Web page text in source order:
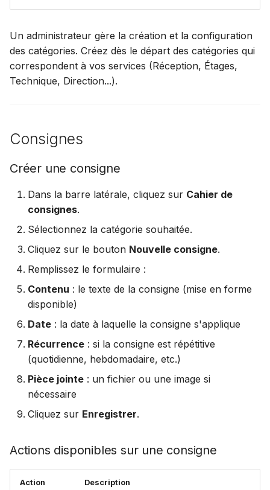
Un administrateur gère la création et la configuration
des catégories. Créez dès le départ des catégories qui
correspondent à vos services (Réception, Étages,
Technique, Direction...).
Consignes
Créer une consigne
Dans la barre latérale, cliquez sur Cahier de
consignes.
Sélectionnez la catégorie souhaitée.
Cliquez sur le bouton Nouvelle consigne.
Remplissez le formulaire :
Contenu : le texte de la consigne (mise en forme
disponible)
Date : la date à laquelle la consigne s'applique
Récurrence : si la consigne est répétitive
(quotidienne, hebdomadaire, etc.)
Pièce jointe : un fichier ou une image si
nécessaire
Cliquez sur Enregistrer.
Actions disponibles sur une consigne
Action Description